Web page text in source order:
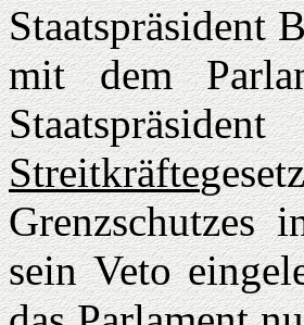
Staatspräsident
mit dem
Streitkräfte
Grenzschutzes
sein Veto